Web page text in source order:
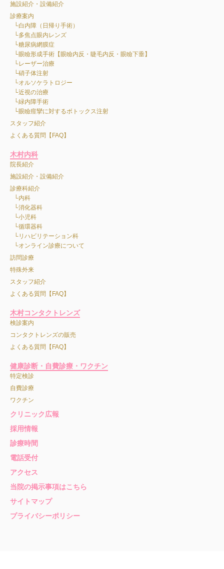
施設紹介・設備紹介
診療案内
白内障（日帰り手術）
多焦点眼内レンズ
糖尿病網膜症
眼瞼形成手術【眼瞼内反・睫毛内反・眼瞼下垂】
レーザー治療
硝子体注射
オルソケラトロジー
近視の治療
緑内障手術
眼瞼痙攣に対するボトックス注射
スタッフ紹介
よくある質問【FAQ】
木村内科
院長紹介
施設紹介・設備紹介
診療科紹介
内科
消化器科
小児科
循環器科
リハビリテーション科
オンライン診療について
訪問診療
特殊外来
スタッフ紹介
よくある質問【FAQ】
木村コンタクトレンズ
検診案内
コンタクトレンズの販売
よくある質問【FAQ】
健康診断・自費診療・ワクチン
特定検診
自費診療
ワクチン
クリニック広報
採用情報
診療時間
電話受付
アクセス
当院の掲示事項はこちら
サイトマップ
プライバシーポリシー